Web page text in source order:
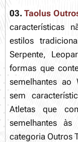
03.Taolus
características
estilos
Serpente,
formas que
semelhantes ao
sem
Atletas que
semelhantes
categoria Outros